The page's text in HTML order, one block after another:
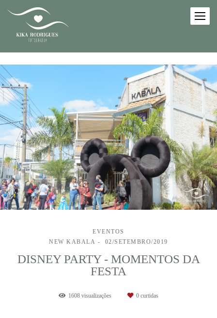
EVENTOS
NEW KABALA
02/SETEMBRO/2019
DISNEY PARTY - MOMENTOS DA
FESTA
1608 visualizações 0 curtidas